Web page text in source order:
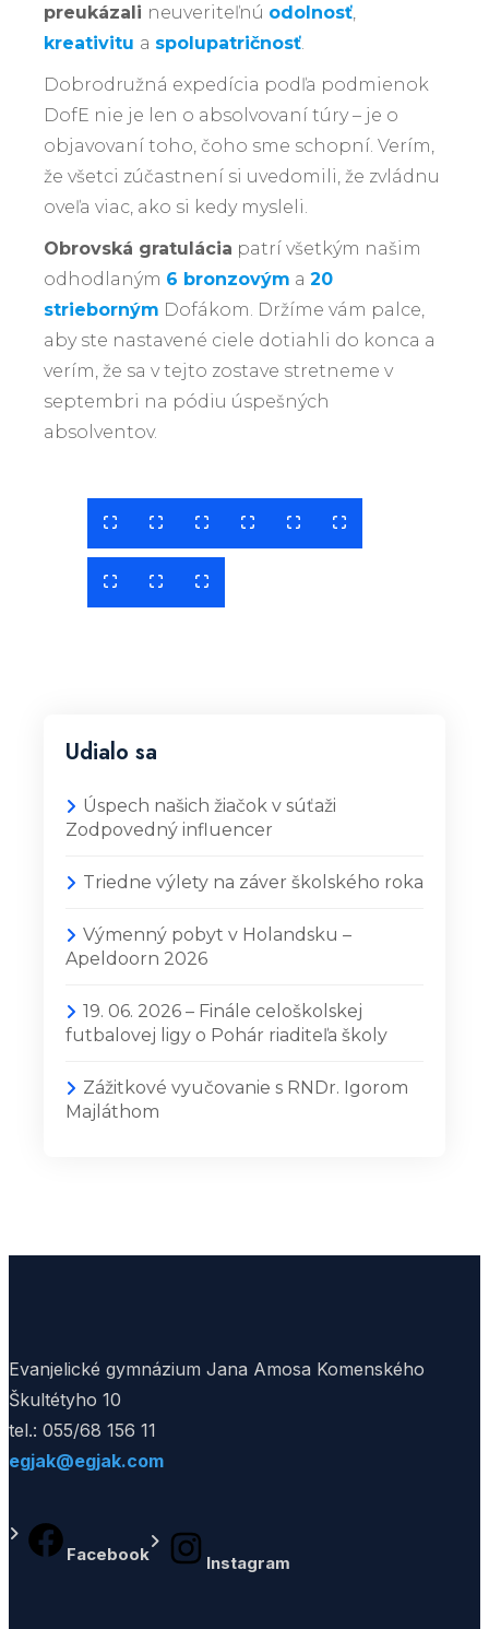
preukázali neuveriteľnú odolnosť,
kreativitu a spolupatričnosť.
Dobrodružná expedícia podľa podmienok
DofE nie je len o absolvovaní túry – je o
objavovaní toho, čoho sme schopní. Verím,
že všetci zúčastnení si uvedomili, že zvládnu
oveľa viac, ako si kedy mysleli.
Obrovská gratulácia patrí všetkým našim
odhodlaným 6 bronzovým a 20
strieborným Dofákom. Držíme vám palce,
aby ste nastavené ciele dotiahli do konca a
verím, že sa v tejto zostave stretneme v
septembri na pódiu úspešných
absolventov.
Udialo sa
Úspech našich žiačok v súťaži
Zodpovedný influencer
Triedne výlety na záver školského roka
Výmenný pobyt v Holandsku –
Apeldoorn 2026
19. 06. 2026 – Finále celoškolskej
futbalovej ligy o Pohár riaditeľa školy
Zážitkové vyučovanie s RNDr. Igorom
Majláthom
Evanjelické gymnázium Jana Amosa Komenského
Škultétyho 10
tel.: 055/68 156 11
egjak@egjak.com
Facebook Instagram